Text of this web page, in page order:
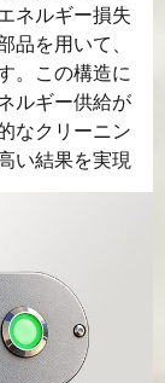
ネルギー損失
品を用いて、
。この構造に
ルギー供給が
なクリーニン
い結果を実現